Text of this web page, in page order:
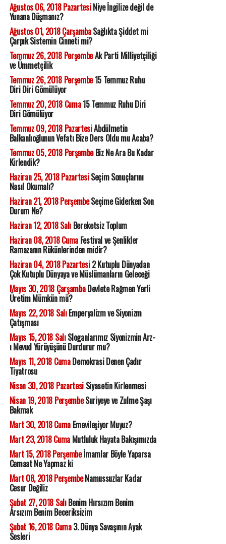
Ağustos 06, 2018 PazartesiNiye İngilize değil de
Yunana Düşmanız?
Ağustos 01, 2018 ÇarşambaSağlıkta Şiddet mi
Çarpık Sistemin Cinneti mi?
Temmuz 26, 2018 PerşembeAk Parti Milliyetçiliği
ve Ümmetçilik
Temmuz 26, 2018 Perşembe15 Temmuz Ruhu
Diri Diri Gömülüyor
Temmuz 20, 2018 Cuma15 Temmuz Ruhu Diri
Diri Gömülüyor
Temmuz 09, 2018 PazartesiAbdülmetin
Balkanlıoğlunun Vefatı Bize Ders Oldu mu Acaba?
Temmuz 05, 2018 PerşembeBiz Ne Ara Bu Kadar
Kirlendik?
Haziran 25, 2018 PazartesiSeçim Sonuçlarını
Nasıl Okumalı?
Haziran 21, 2018 PerşembeSeçime Giderken Son
Durum Ne?
Haziran 12, 2018 SalıBereketsiz Toplum
Haziran 08, 2018 CumaFestival ve Şenlikler
Ramazanın Rükünlerinden midir?
Haziran 04, 2018 Pazartesi2 Kutuplu Dünyadan
Çok Kutuplu Dünyaya ve Müslümanların Geleceği
Mayıs 30, 2018 ÇarşambaDevlete Rağmen Yerli
Üretim Mümkün mü?
Mayıs 22, 2018 SalıEmperyalizm ve Siyonizm
Çatışması
Mayıs 15, 2018 SalıSloganlarımız Siyonizmin Arz-
ı Mevud Yürüyüşünü Durdurur mu?
Mayıs 11, 2018 CumaDemokrasi Denen Çadır
Tiyatrosu
Nisan 30, 2018 PazartesiSiyasetin Kirlenmesi
Nisan 19, 2018 PerşembeSuriyeye ve Zulme Şaşı
Bakmak
Mart 30, 2018 CumaEmevileşiyor Muyuz?
Mart 23, 2018 CumaMutluluk Hayata Bakışımızda
Mart 15, 2018 Perşembeİmamlar Böyle Yaparsa
Cemaat Ne Yapmaz ki
Mart 08, 2018 PerşembeNamussuzlar Kadar
Cesur Değiliz
Şubat 27, 2018 SalıBenim Hırsızım Benim
Arsızım Benim Beceriksizim
Şubat 16, 2018 Cuma3. Dünya Savaşının Ayak
Sesleri